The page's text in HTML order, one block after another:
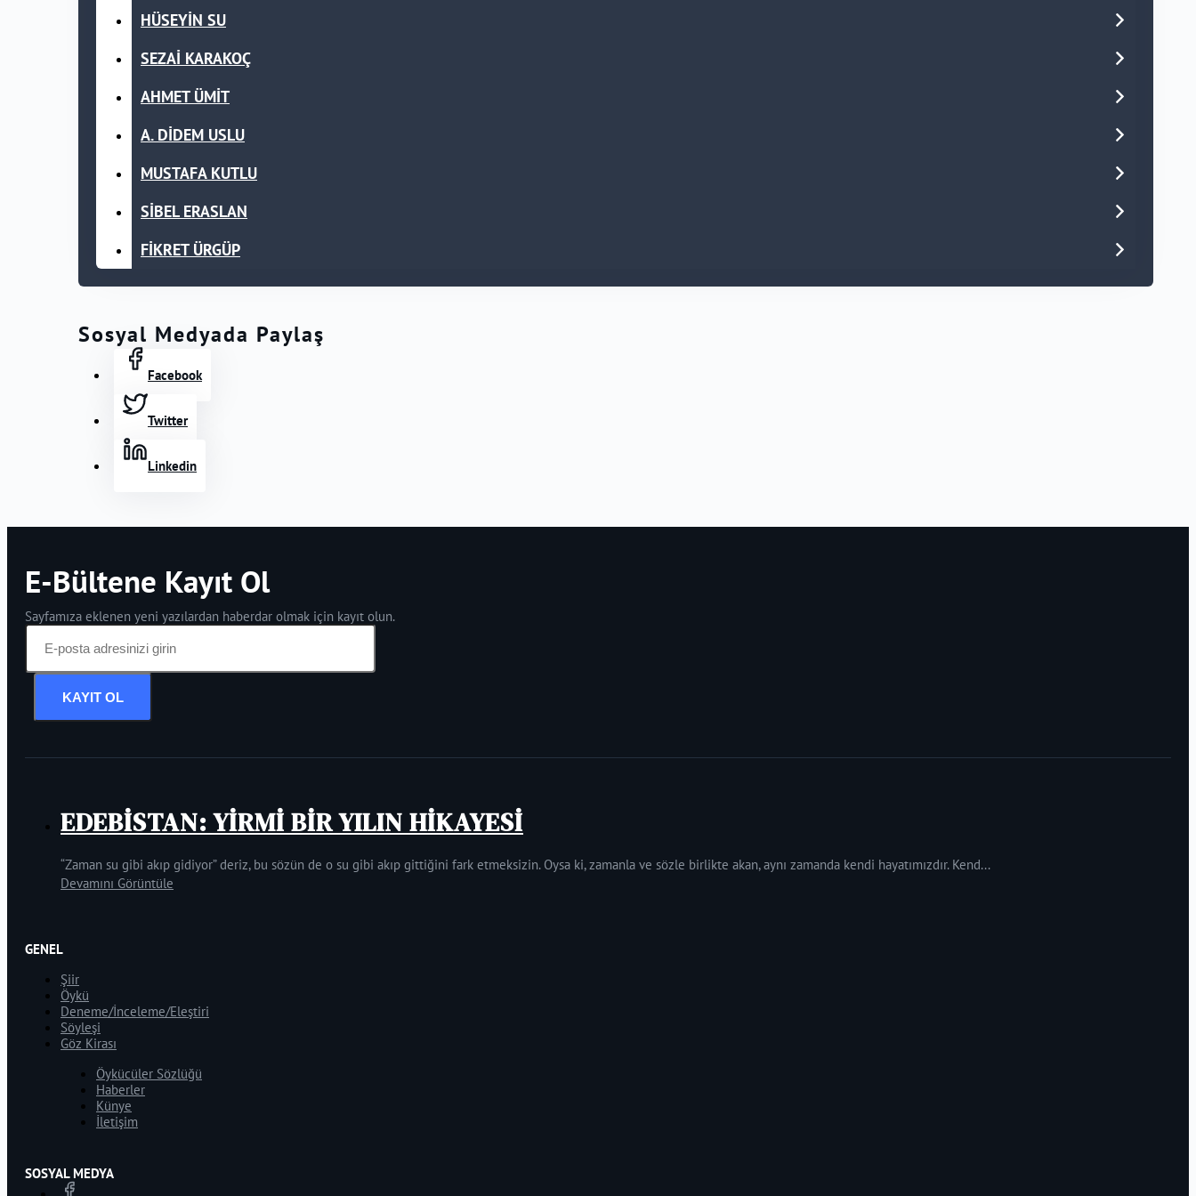
HÜSEYİN SU
SEZAİ KARAKOÇ
AHMET ÜMİT
A. DİDEM USLU
MUSTAFA KUTLU
SİBEL ERASLAN
FİKRET ÜRGÜP
Sosyal Medyada Paylaş
Facebook
Twitter
Linkedin
E-Bültene Kayıt Ol
Sayfamıza eklenen yeni yazılardan haberdar olmak için kayıt olun.
KAYIT OL
EDEBİSTAN: YİRMİ BİR YILIN HİKAYESİ
“Zaman su gibi akıp gidiyor” deriz, bu sözün de o su gibi akıp gittiğini fark etmeksizin. Oysa ki, zamanla ve sözle birlikte akan, aynı zamanda kendi hayatımızdır. Kend...
Devamını Görüntüle
GENEL
Şiir
Öykü
Deneme/İnceleme/Eleştiri
Söyleşi
Göz Kirası
Öykücüler Sözlüğü
Haberler
Künye
İletişim
SOSYAL MEDYA